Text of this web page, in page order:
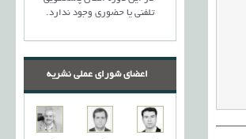
تلفنی یا حضوری وجود ندارد.
اعضای شورای عملی نشریه